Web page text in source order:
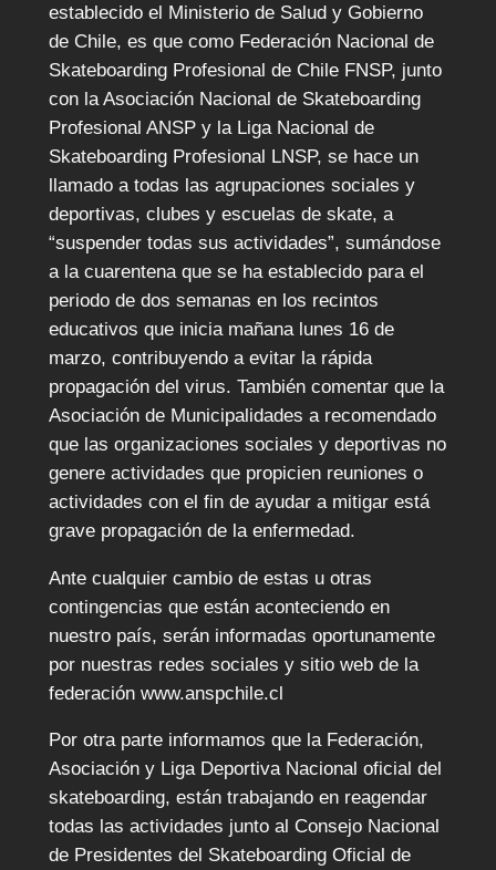
establecido el Ministerio de Salud y Gobierno
de Chile, es que como Federación Nacional de
Skateboarding Profesional de Chile FNSP, junto
con la Asociación Nacional de Skateboarding
Profesional ANSP y la Liga Nacional de
Skateboarding Profesional LNSP, se hace un
llamado a todas las agrupaciones sociales y
deportivas, clubes y escuelas de skate, a
“suspender todas sus actividades”, sumándose
a la cuarentena que se ha establecido para el
periodo de dos semanas en los recintos
educativos que inicia mañana lunes 16 de
marzo, contribuyendo a evitar la rápida
propagación del virus. También comentar que la
Asociación de Municipalidades a recomendado
que las organizaciones sociales y deportivas no
genere actividades que propicien reuniones o
actividades con el fin de ayudar a mitigar está
grave propagación de la enfermedad.
Ante cualquier cambio de estas u otras
contingencias que están aconteciendo en
nuestro país, serán informadas oportunamente
por nuestras redes sociales y sitio web de la
federación www.anspchile.cl
Por otra parte informamos que la Federación,
Asociación y Liga Deportiva Nacional oficial del
skateboarding, están trabajando en reagendar
todas las actividades junto al Consejo Nacional
de Presidentes del Skateboarding Oficial de